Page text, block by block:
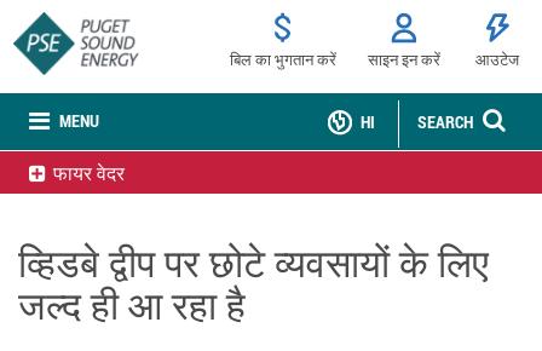
MENU
बिल का भुगतान करें साइन इन करें आउटेज
SEARCH
HI
फायर वेदर
व्हिडबे द्वीप पर छोटे व्यवसायों के लिए
जल्द ही आ रहा है